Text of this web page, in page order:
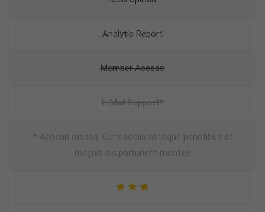
Analytic Report
Member Access
E-Mail Support*
* Aenean massa. Cum sociis natoque penatibus et
magnis dis parturient montes